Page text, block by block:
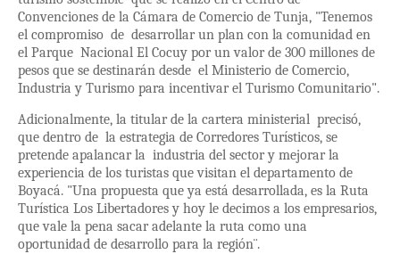
Convenciones de la Cámara de Comercio de Tunja, "Tenemos
el compromiso de desarrollar un plan con la comunidad en
el Parque Nacional El Cocuy por un valor de 300 millones de
pesos que se destinarán desde el Ministerio de Comercio,
Industria y Turismo para incentivar el Turismo Comunitario".
Adicionalmente, la titular de la cartera ministerial precisó,
que dentro de la estrategia de Corredores Turísticos, se
pretende apalancar la industria del sector y mejorar la
experiencia de los turistas que visitan el departamento de
Boyacá. "Una propuesta que ya está desarrollada, es la Ruta
Turística Los Libertadores y hoy le decimos a los empresarios,
que vale la pena sacar adelante la ruta como una
oportunidad de desarrollo para la región¨.